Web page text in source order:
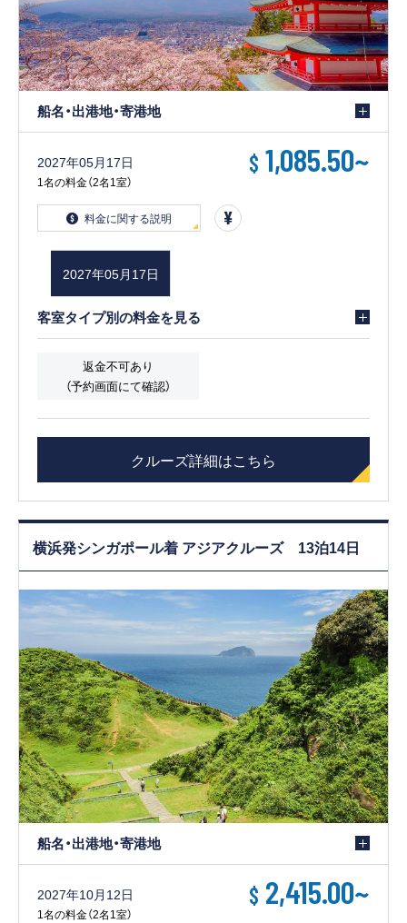
船名・出港地・寄港地
2027年05月17日
1名の料金（2名1室）
$ 1,085.50~
料金に関する説明
2027年05月17日
客室タイプ別の料金を見る
返金不可あり
（予約画面にて確認）
クルーズ詳細はこちら
横浜発シンガポール着 アジアクルーズ 13泊14日
船名・出港地・寄港地
2027年10月12日
1名の料金（2名1室）
$ 2,415.00~